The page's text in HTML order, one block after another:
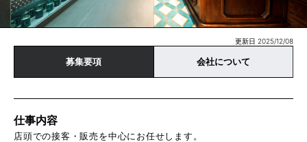
更新日 2025/12/08
募集要項 会社について
仕事内容
店頭での接客・販売を中心にお任せします。